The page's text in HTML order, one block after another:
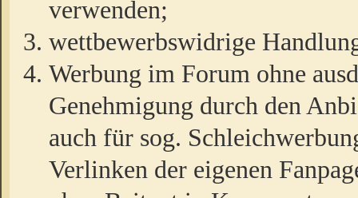
verwenden;
wettbewerbswidrige
Werbung im Forum ohne
Genehmigung durch den
auch für sog.
Verlinken der eigenen